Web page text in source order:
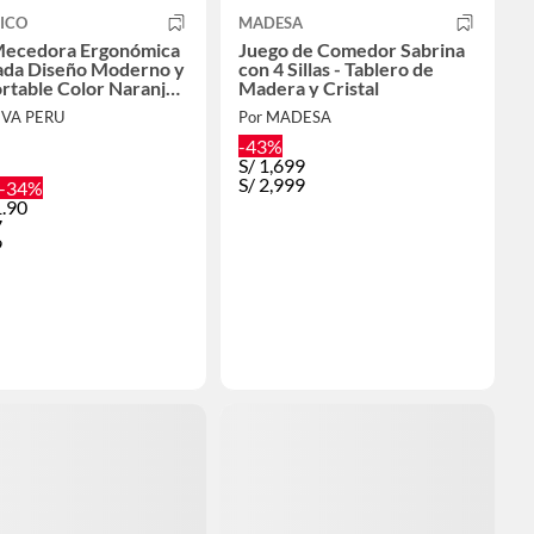
Ergonómica
Diseño Moderno y
Color Naranja
PERU
-34%
MADESA
Juego de Comedor Sabrina
con 4 Sillas - Tablero de
Madera y Cristal
Por MADESA
-43%
S/1,699
S/ 2,999